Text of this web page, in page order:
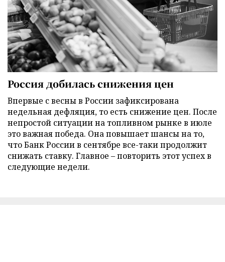
Россия добилась снижения цен
Впервые с весны в России зафиксирована
недельная дефляция, то есть снижение цен. После
непростой ситуации на топливном рынке в июле
это важная победа. Она повышает шансы на то,
что Банк России в сентябре все-таки продолжит
снижать ставку. Главное – повторить этот успех в
следующие недели.